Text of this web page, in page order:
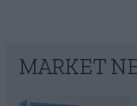
MARKET